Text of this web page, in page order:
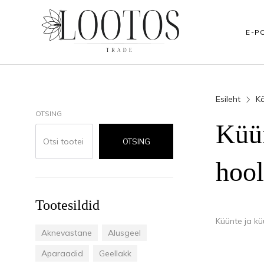
E-
Clarena
Rubica
HEAD The Beauty Tools Jalakreemid
KÄTEHOOLDUS
Kätekoorijad
OTSING
OTSING
Tootesildid
Aknevastane
Alusgeel
Aparaadid
Geellakk
Esileht
Küünte ja